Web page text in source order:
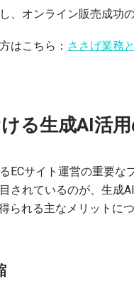
、オンライン販売成功
はこちら： ささげ業務
る生成AI活
ECサイト運営の重要
されているのが、生成
られる主なメリットに